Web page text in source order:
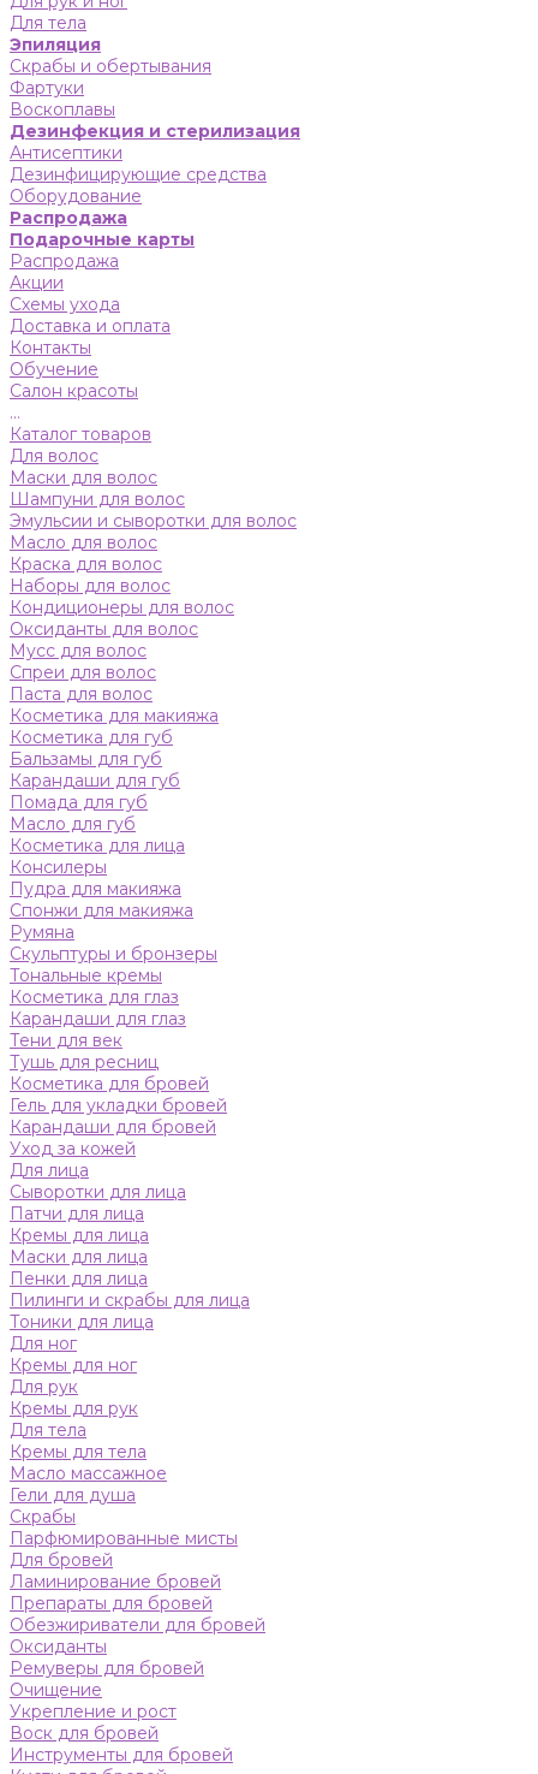
Для тела
Эпиляция
Скрабы и обертывания
Фартуки
Воскоплавы
Дезинфекция и стерилизация
Антисептики
Дезинфицирующие средства
Оборудование
Распродажа
Подарочные карты
Распродажа
Акции
Схемы ухода
Доставка и оплата
Контакты
Обучение
Салон красоты
...
Каталог товаров
Для волос
Маски для волос
Шампуни для волос
Эмульсии и сыворотки для волос
Масло для волос
Краска для волос
Наборы для волос
Кондиционеры для волос
Оксиданты для волос
Мусс для волос
Спреи для волос
Паста для волос
Косметика для макияжа
Косметика для губ
Бальзамы для губ
Карандаши для губ
Помада для губ
Масло для губ
Косметика для лица
Консилеры
Пудра для макияжа
Спонжи для макияжа
Румяна
Скульптуры и бронзеры
Тональные кремы
Косметика для глаз
Карандаши для глаз
Тени для век
Тушь для ресниц
Косметика для бровей
Гель для укладки бровей
Карандаши для бровей
Уход за кожей
Для лица
Сыворотки для лица
Патчи для лица
Кремы для лица
Маски для лица
Пенки для лица
Пилинги и скрабы для лица
Тоники для лица
Для ног
Кремы для ног
Для рук
Кремы для рук
Для тела
Кремы для тела
Масло массажное
Гели для душа
Скрабы
Парфюмированные мисты
Для бровей
Ламинирование бровей
Препараты для бровей
Обезжириватели для бровей
Оксиданты
Ремуверы для бровей
Очищение
Укрепление и рост
Воск для бровей
Инструменты для бровей